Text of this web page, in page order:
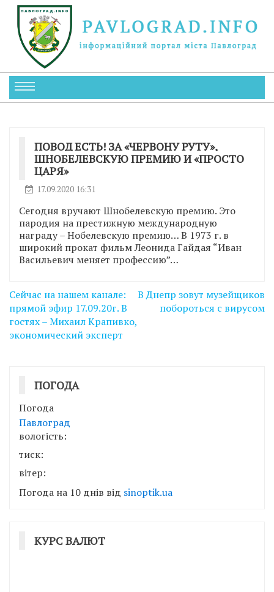
ПОВОД ЕСТЬ! ЗА «ЧЕРВОНУ РУТУ»,
ШНОБЕЛЕВСКУЮ ПРЕМИЮ И «ПРОСТО
ЦАРЯ»
17.09.2020 16:31
Сегодня вручают Шнобелевскую премию. Это
пародия на престижную международную
награду – Нобелевскую премию… В 1973 г. в
широкий прокат фильм Леонида Гайдая “Иван
Васильевич меняет профессию”…
Навігація
записів
Сейчас на нашем канале:
прямой эфир 17.09.20г. В
гостях – Михаил Крапивко,
экономический эксперт
В Днепр зовут музейщиков
побороться с вирусом
ПОГОДА
Погода
Павлоград
вологість:
тиск:
вітер:
Погода на 10 днів від sinoptik.ua
КУРС ВАЛЮТ